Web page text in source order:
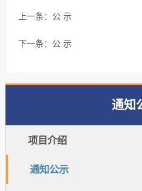
上一条： 公 示
下一条： 公 示
通知
项目介绍
通知公示